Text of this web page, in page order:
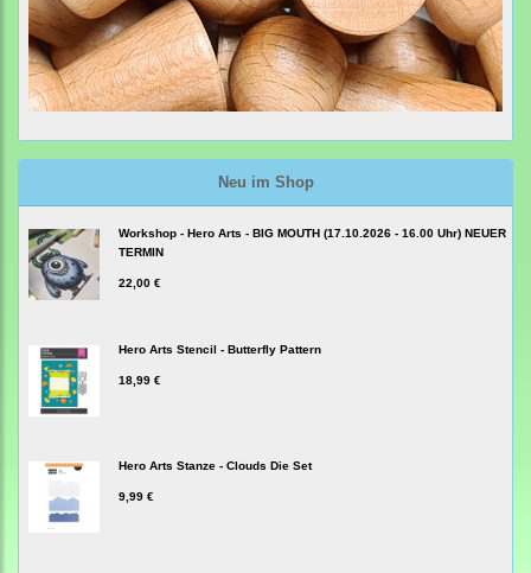
Neu im Shop
Workshop - Hero Arts - BIG MOUTH (17.10.2026 - 16.00 Uhr) NEUER
TERMIN
22,00 €
Hero Arts Stencil - Butterfly Pattern
18,99 €
Hero Arts Stanze - Clouds Die Set
9,99 €